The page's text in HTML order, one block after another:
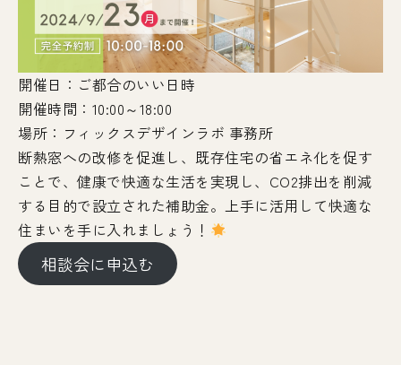
開催日：ご都合のいい日時
開催時間：10:00～18:00
場所：フィックスデザインラボ 事務所
断熱窓への改修を促進し、既存住宅の省エネ化を促す
ことで、健康で快適な生活を実現し、CO2排出を削減
する目的で設立された補助金。上手に活用して快適な
住まいを手に入れましょう！
相談会に申込む